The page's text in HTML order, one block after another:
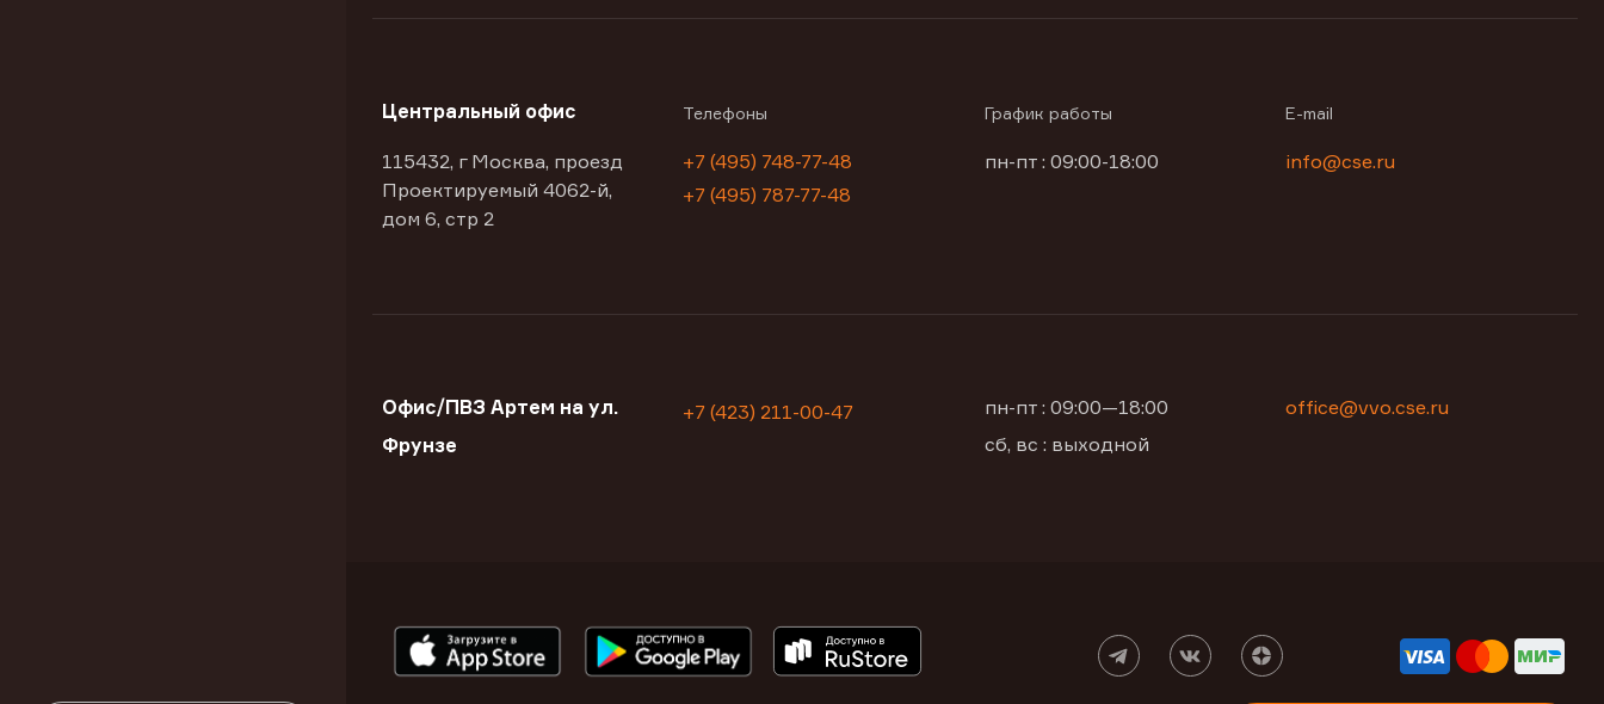
Центральный офис
115432, г Москва, проезд
Проектируемый 4062-й,
дом 6, стр 2
Телефоны
+7 (495) 748-77-48
+7 (495) 787-77-48
График работы
пн-пт : 09:00-18:00
E-mail
info@cse.ru
Офис/ПВЗ Артем на ул.
Фрунзе
+7 (423) 211-00-47
пн-пт : 09:00—18:00
сб, вс : выходной
office@vvo.cse.ru